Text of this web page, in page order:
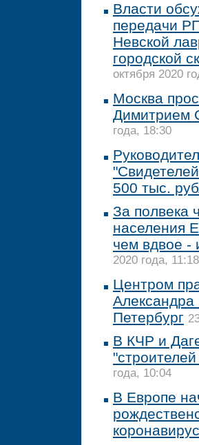
Власти
передачи
Невской
городской
октября 2020
Москва
Димитрием
года, 18:30
500 тыс.
За полвека
населения
чем вдвое -
2020 года, 11:18
Центром
Александра
Петербург
В КЧР и
года, 10:04
В Европе